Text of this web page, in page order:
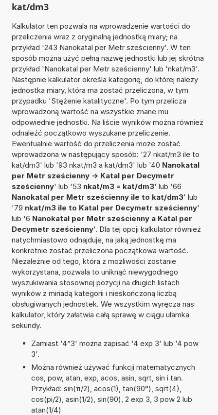
kat/dm3
Kalkulator ten pozwala na wprowadzenie wartości do
przeliczenia wraz z oryginalną jednostką miary; na
przykład '243 Nanokatal per Metr sześcienny'. W ten
sposób można użyć pełną nazwę jednostki lub jej skrótna
przykład 'Nanokatal per Metr sześcienny' lub 'nkat/m3'.
Następnie kalkulator określa kategorię, do której należy
jednostka miary, która ma zostać przeliczona, w tym
przypadku 'Stężenie katalityczne'. Po tym przelicza
wprowadzoną wartość na wszystkie znane mu
odpowiednie jednostki. Na liście wyników można również
odnaleźć początkowo wyszukane przeliczenie.
Ewentualnie wartość do przeliczenia może zostać
wprowadzona w następujący sposób: '27 nkat/m3 ile to
kat/dm3' lub '93 nkat/m3 a kat/dm3' lub '40 Nanokatal
per Metr sześcienny -> Katal per Decymetr
sześcienny' lub '53 nkat/m3 = kat/dm3' lub '66
Nanokatal per Metr sześcienny ile to kat/dm3' lub
'79 nkat/m3 ile to Katal per Decymetr sześcienny'
lub '6 Nanokatal per Metr sześcienny a Katal per
Decymetr sześcienny'. Dla tej opcji kalkulator również
natychmiastowo odnajduje, na jaką jednostkę ma
konkretnie zostać przeliczona początkowa wartość.
Niezależnie od tego, która z możliwości zostanie
wykorzystana, pozwala to uniknąć niewygodnego
wyszukiwania stosownej pozycji na długich listach
wyników z miriadą kategorii i nieskończoną liczbą
obsługiwanych jednostek. We wszystkim wyręcza nas
kalkulator, który załatwia całą sprawę w ciągu ułamka
sekundy.
Zamiast '4^3' można zapisać '4 exp 3' lub '4 pow
3'.
Można również używać funkcji matematycznych
cos, pow, atan, exp, acos, asin, sqrt, sin i tan.
Przykład: sin(π/2), acos(1), tan(90°), sqrt(4),
cos(pi/2), asin(1/2), sin(90), 2 exp 3, 3 pow 2 lub
atan(1/4)